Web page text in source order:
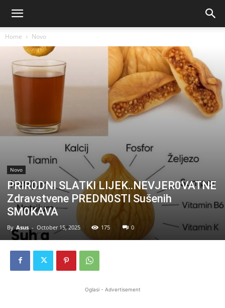
Home Novo
Novo
PRIR0DNI SLATKI LIJEK..NEVJER0VATNE
Zdravstvene PREDN0STI Sušenih
SM0KAVA
By Asus - October 15, 2025 175 0
Oglasi - Advertisement